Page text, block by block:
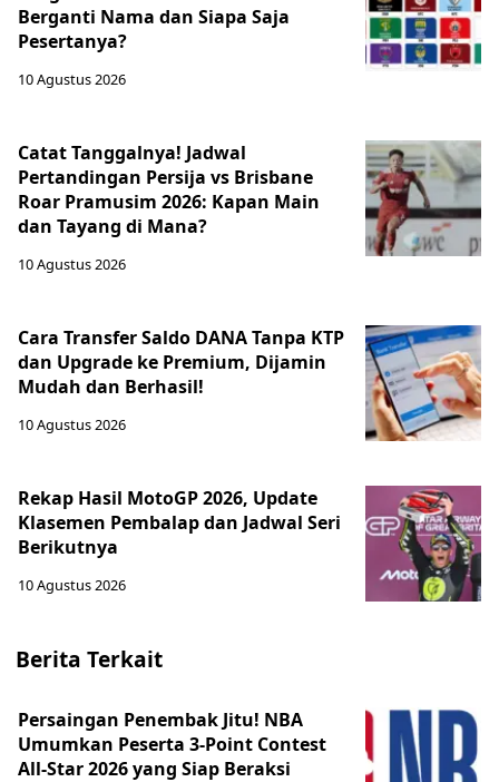
Berganti Nama dan Siapa Saja
Pesertanya?
10 Agustus 2026
Catat Tanggalnya! Jadwal
Pertandingan Persija vs Brisbane
Roar Pramusim 2026: Kapan Main
dan Tayang di Mana?
10 Agustus 2026
Cara Transfer Saldo DANA Tanpa KTP
dan Upgrade ke Premium, Dijamin
Mudah dan Berhasil!
10 Agustus 2026
Rekap Hasil MotoGP 2026, Update
Klasemen Pembalap dan Jadwal Seri
Berikutnya
10 Agustus 2026
Berita Terkait
Persaingan Penembak Jitu! NBA
Umumkan Peserta 3-Point Contest
All-Star 2026 yang Siap Beraksi